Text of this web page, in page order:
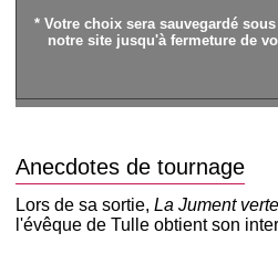
* Votre choix sera sauvegardé
notre site jusqu'à fermeture de
Anecdotes de tournage
Lors de sa sortie, La Jument verte
l'évêque de Tulle obtient son